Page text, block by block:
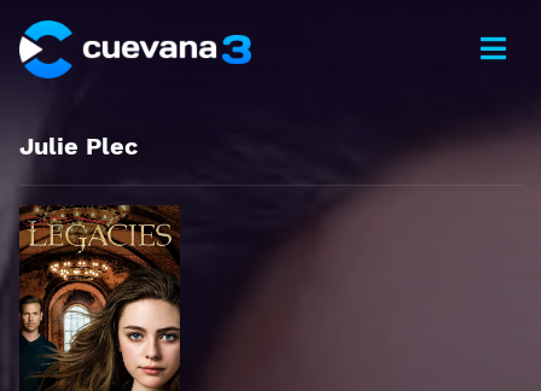
Julie Plec